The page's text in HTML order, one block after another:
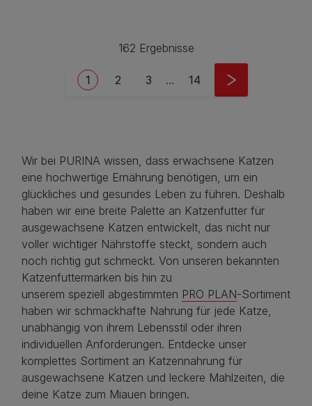
162 Ergebnisse
Current page
1 Seite
2 Seite
3 … Last page
14
Wir bei PURINA wissen, dass erwachsene Katzen
eine hochwertige Ernährung benötigen, um ein
glückliches und gesundes Leben zu führen. Deshalb
haben wir eine breite Palette an Katzenfutter für
ausgewachsene Katzen entwickelt, das nicht nur
voller wichtiger Nährstoffe steckt, sondern auch
noch richtig gut schmeckt. Von unseren bekannten
Katzenfuttermarken bis hin zu
unserem speziell abgestimmten PRO PLAN-Sortiment
haben wir schmackhafte Nahrung für jede Katze,
unabhängig von ihrem Lebensstil oder ihren
individuellen Anforderungen. Entdecke unser
komplettes Sortiment an Katzennahrung für
ausgewachsene Katzen und leckere Mahlzeiten, die
deine Katze zum Miauen bringen.